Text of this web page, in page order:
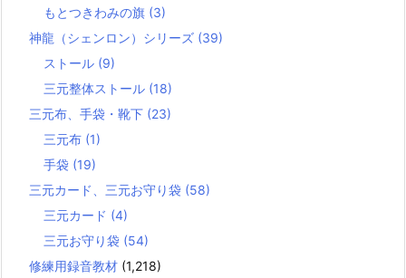
もとつきわみの旗 (3)
神龍（シェンロン）シリーズ (39)
ストール (9)
三元整体ストール (18)
三元布、手袋・靴下 (23)
三元布 (1)
手袋 (19)
三元カード、三元お守り袋 (58)
三元カード (4)
三元お守り袋 (54)
修練用録音教材 (1,218)